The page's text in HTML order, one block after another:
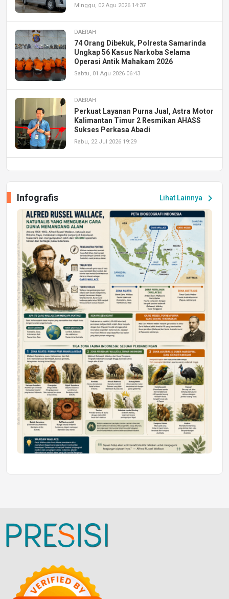
Minggu, 02 Agu 2026 14:37
DAERAH
74 Orang Dibekuk, Polresta Samarinda
Ungkap 56 Kasus Narkoba Selama
Operasi Antik Mahakam 2026
Sabtu, 01 Agu 2026 06:43
DAERAH
Perkuat Layanan Purna Jual, Astra Motor
Kalimantan Timur 2 Resmikan AHASS
Sukses Perkasa Abadi
Rabu, 22 Jul 2026 19:29
Peluang Kerja dan Magang
Jumat, 17 Jul 2026 22:30
DAERAH
Astra Motor Kalimantan Timur 2 Dukung
Mahasiswa Samarinda dalam Astra
Honda SDGs Future Leaders 2026
Jumat, 10 Jul 2026 19:01
Lihat Lainnya chevron_right
Infografis